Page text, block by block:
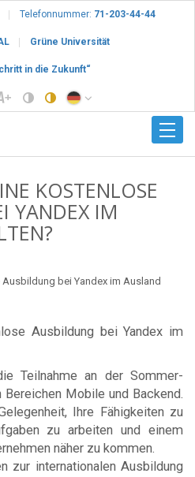
Telefonnummer: 71-203-44-44
Grüne Universität
in die Zukunft“
KOSTENLOSE
YANDEX IM
bei Yandex im Ausland
Ausbildung bei Yandex im
Teilnahme an der Sommer-
Mobile und Backend.
Ihre Fähigkeiten zu
zu arbeiten und einem
näher zu kommen.
zur internationalen Ausbildung